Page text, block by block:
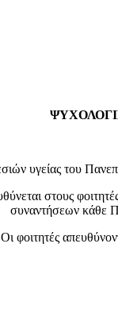
υγείας του
στους
συναντήσεων κάθε
Οι φοιτητές